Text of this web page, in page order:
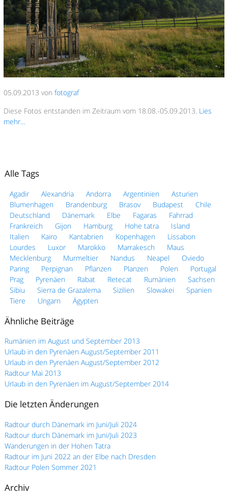
05.09.2013 vonfotograf
Diese Fotos entstanden im Zeitraum vom 18.08.-05.09.2013. Lies
mehr…
Alle Tags
Agadir Alexandria Andorra Argentinien
Asturien
Blumenhagen
Brandenburg Brasov Budapest
Chile
Deutschland
Dänemark Elbe Fagaras
Fahrrad
Frankreich
Gijon Hamburg Hohe tatra
Island
Italien
Kairo Kantabrien Kopenhagen
Lissabon
Lourdes
Luxor Marokko Marrakesch
Maus
Mecklenburg
Murmeltier Nandus Neapel
Oviedo
Paring
Perpignan Pflanzen Planzen Polen
Portugal
Prag
Pyrenäen Rabat Retecat Rumänien
Sachsen
Sibiu
Sierra de Grazalema Sizilien Slowakei
Spanien
Tiere
Ungarn Ägypten
Ähnliche Beiträge
Rumänien im August und September 2013
Urlaub in den Pyrenäen August/September 2011
Urlaub in den Pyrenäen August/September 2012
Radtour Mai 2013
Urlaub in den Pyrenäen im August/September 2014
Die letzten Änderungen
Radtour durch Dänemark im Juni/Juli 2024
Radtour durch Dänemark im Juni/Juli 2023
Wanderungen in der Hohen Tatra
Radtour im Juni 2022 an der Elbe nach Dresden
Radtour Polen Sommer 2021
Archiv